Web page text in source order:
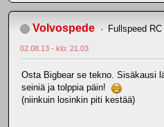
Volvospede Fullspeed RC
02.08.13 - klo: 21.03
Osta Bigbear se tekno. Sisäkausi
seiniä ja tolppia päin!
(niinkuin losinkin piti kestää)